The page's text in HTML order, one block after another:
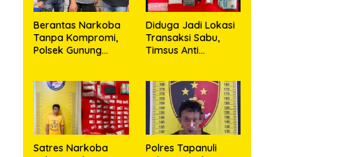
Berantas Narkoba
Tanpa Kompromi,
Polsek Gunung
Nagori Karangsari
Diduga Jadi Lokasi
Transaksi Sabu,
Timsus Anti
Seorang Pria
dengan Barang
Bukti 63,67 Gram
Sabu
Satres Narkoba
Polres Tapanuli